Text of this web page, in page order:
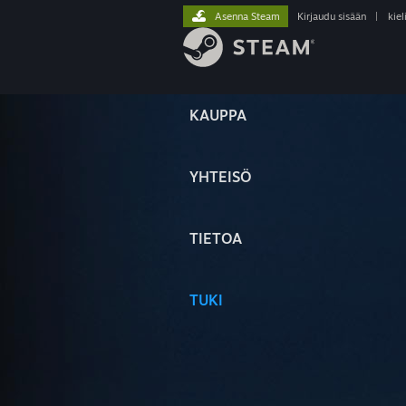
KAUPPA
YHTEISÖ
TIETOA
TUKI
Asenna Steam Kirjaudu sisään kieli